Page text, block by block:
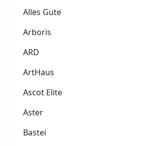
Alles Gute
Arboris
ARD
ArtHaus
Ascot Elite
Aster
Bastei